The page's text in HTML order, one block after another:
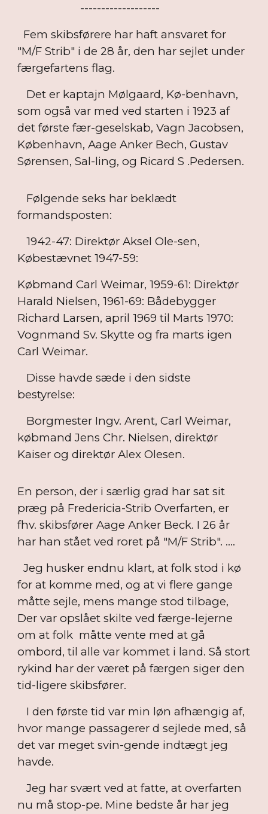
-------------------
Fem skibsførere har haft ansvaret for
"M/F Strib" i de 28 år, den har sejlet under
færgefartens flag.
Det er kaptajn Mølgaard, Kø-benhavn,
som også var med ved starten i 1923 af
det første fær-geselskab, Vagn Jacobsen,
København, Aage Anker Bech, Gustav
Sørensen, Sal-ling, og Ricard S .Pedersen.
Følgende seks har beklædt
formandsposten:
1942-47: Direktør Aksel Ole-sen,
Købestævnet 1947-59:
Købmand Carl Weimar, 1959-61: Direktør
Harald Nielsen, 1961-69: Bådebygger
Richard Larsen, april 1969 til Marts 1970:
Vognmand Sv. Skytte og fra marts igen
Carl Weimar.
Disse havde sæde i den sidste
bestyrelse:
Borgmester Ingv. Arent, Carl Weimar,
købmand Jens Chr. Nielsen, direktør
Kaiser og direktør Alex Olesen.
En person, der i særlig grad har sat sit
præg på Fredericia-Strib Overfarten, er
fhv. skibsfører Aage Anker Beck. I 26 år
har han stået ved roret på "M/F Strib". ....
Jeg husker endnu klart, at folk stod i kø
for at komme med, og at vi flere gange
måtte sejle, mens mange stod tilbage,
Der var opslået skilte ved færge-lejerne
om at folk måtte vente med at gå
ombord, til alle var kommet i land. Så stort
rykind har der været på færgen siger den
tid-ligere skibsfører.
I den første tid var min løn afhængig af,
hvor mange passagerer d sejlede med, så
det var meget svin-gende indtægt jeg
havde.
Jeg har svært ved at fatte, at overfarten
nu må stop-pe. Mine bedste år har jeg